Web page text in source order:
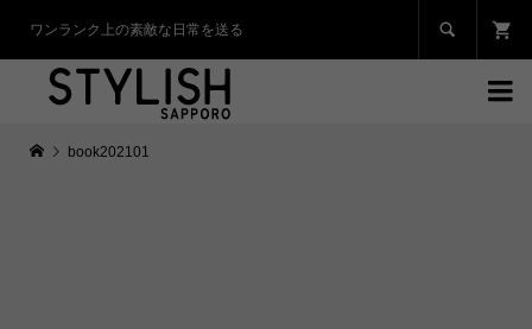
ワンランク上の素敵な日常を送る 

book202101